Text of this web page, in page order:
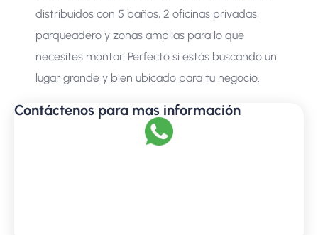
distribuidos con 5 baños, 2 oficinas privadas,
parqueadero y zonas amplias para lo que
necesites montar. Perfecto si estás buscando un
lugar grande y bien ubicado para tu negocio.
Contáctenos para mas información